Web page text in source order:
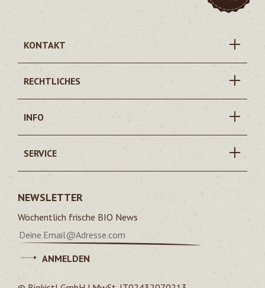
KONTAKT
RECHTLICHES
INFO
SERVICE
NEWSLETTER
Wöchentlich frische BIO News
ANMELDEN